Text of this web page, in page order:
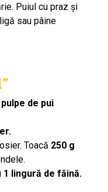
Puiul cu praz și
sau pâine
de pui
Toacă 250 g
1 lingură de făină.